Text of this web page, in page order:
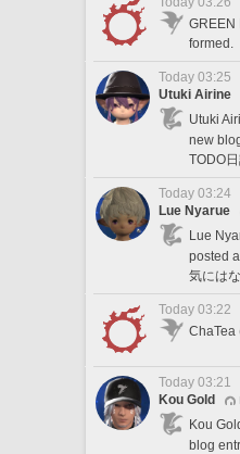
GREEN
formed.
Today 03:25
Utuki Airine
Utuki
new
TODO
Today 03:24
Lue Nyarue
Lue
posted
気には
Today 03:22
ChaTea
Today 03:21
Kou Gold
Kou
blog